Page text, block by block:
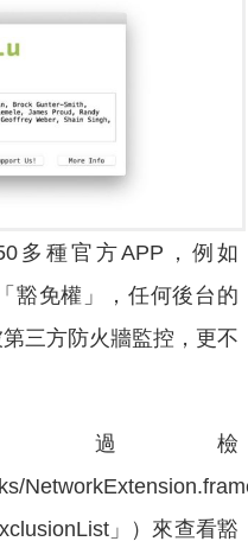
多種官方APP，例如
豁免權」，任何後台的
三方防火牆監控，更不
過檢
」）來查看豁